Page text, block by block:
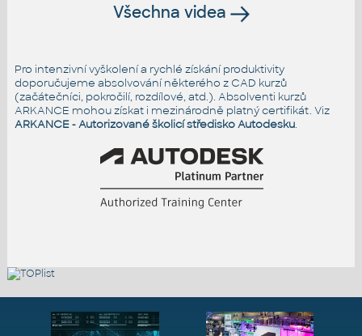
Všechna videa
Pro intenzivní vyškolení a rychlé získání produktivity
doporučujeme absolvování některého z CAD kurzů
(začátečníci, pokročilí, rozdílové, atd.). Absolventi kurzů
ARKANCE mohou získat i mezinárodně platný certifikát. Viz
ARKANCE - Autorizované školicí středisko Autodesku.